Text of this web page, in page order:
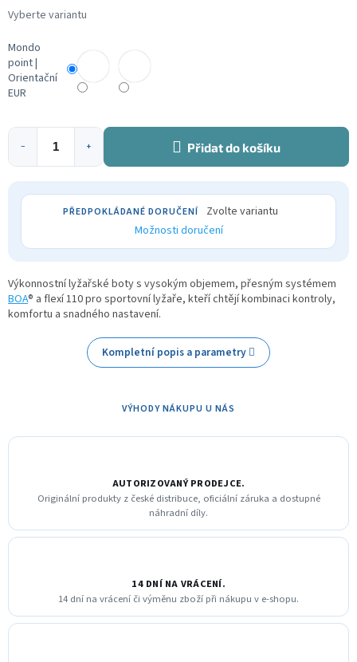
Měrná
cena:
Mondo
point |
Orientační
EUR
+
− Přidat do košíku
Zvolte variantu
Možnosti doručení
Výkonnostní lyžařské boty s vysokým objemem, přesným systémem
BOA® a flexí 110 pro sportovní lyžaře, kteří chtějí kombinaci kontroly,
komfortu a snadného nastavení.
Kompletní popis a parametry
VÝHODY NÁKUPU U NÁS
AUTORIZOVANÝ PRODEJCE.
Originální produkty z české distribuce, oficiální záruka a dostupné
náhradní díly.
14 DNÍ NA VRÁCENÍ.
14 dní na vrácení či výměnu zboží při nákupu v e-shopu.